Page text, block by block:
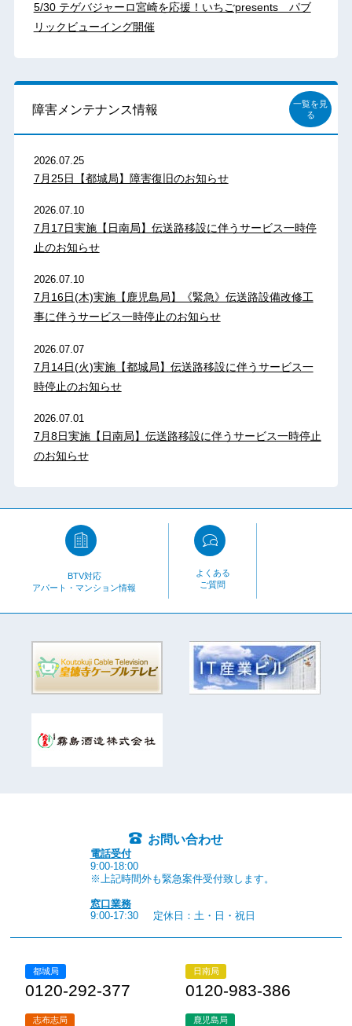
5/30 テゲバジャーロ宮崎を応援！いちごpresents パブ
リックビューイング開催
障害メンテナンス情報
一覧を見
る
2026.07.25
7月25日【都城局】障害復旧のお知らせ
2026.07.10
7月17日実施【日南局】伝送路移設に伴うサービス一時停
止のお知らせ
2026.07.10
7月16日(木)実施【鹿児島局】《緊急》伝送路設備改修工
事に伴うサービス一時停止のお知らせ
2026.07.07
7月14日(火)実施【都城局】伝送路移設に伴うサービス一
時停止のお知らせ
2026.07.01
7月8日実施【日南局】伝送路移設に伴うサービス一時停止
のお知らせ
BTV対応
アパート・マンション情報
よくある
ご質問
お問い合わせ
電話受付
9:00-18:00
※上記時間外も緊急案件受付致します。
窓口業務
9:00-17:30
定休日：土・日・祝日
都城局
0120-292-377
日南局
0120-983-386
志布志局 鹿児島局